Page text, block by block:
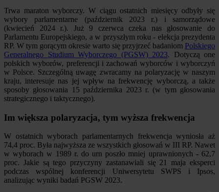
Trwa maraton wyborczy. W ciągu ostatnich miesięcy odbyły się
wybory parlamentarne (październik 2023 r.) i samorządowe
(kwiecień 2024 r.). Już 9 czerwca czeka nas głosowanie do
Parlamentu Europejskiego, a w przyszłym roku - elekcja prezydenta
RP. W tym gorącym okresie warto się przyjrzeć badaniom Polskiego
Generalnego Studium Wyborczego (PGSW) 2023. Dotyczą one
polskich wyborów, preferencji i zachowań wyborców i wyborczyń
w Polsce. Szczególną uwagę zwracamy na polaryzację w naszym
kraju, interesuje nas jej wpływ na frekwencję wyborczą, a także
sposoby głosowania 15 października 2023 r. (w tym głosowania
strategicznego i taktycznego).
Im większa polaryzacja, tym wyższa frekwencja
W ostatnich wyborach parlamentarnych frekwencja wyniosła aż
74,4 proc. Była najwyższa ze wszystkich głosowań w III RP. Nawet
w wyborach w 1989 r. do urn poszło mniej uprawnionych - 62,7
proc. Jakie są tego przyczyny zastanawiali się 21 maja eksperci
podczas wspólnej konferencji Uniwersytetu SWPS i Ipsos,
analizując wyniki badań PGSW 2023.